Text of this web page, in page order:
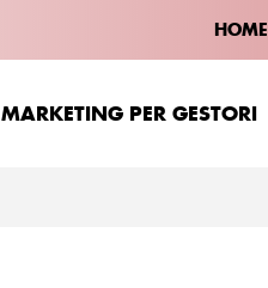
HOME
MARKETING PER GESTORI
MARKETING PER GESTORI